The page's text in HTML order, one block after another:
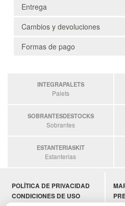
Entrega
Cambios y devoluciones
Formas de pago
INTEGRAPALETS
Palets
SOBRANTESDESTOCKS
Sobrantes
ESTANTERIASKIT
Estanterias
POLÍTICA DE PRIVACIDAD
CONDICIONES DE USO